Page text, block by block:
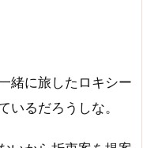
緒に旅したロキシー
いるだろうしな。